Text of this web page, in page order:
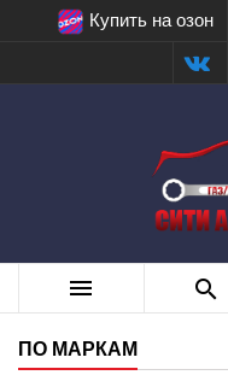
Купить на озон
 
ПО МАРКАМ